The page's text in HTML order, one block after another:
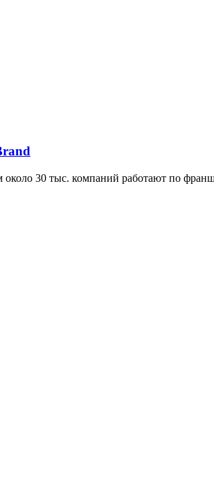
около 30 тыс. компаний работают по